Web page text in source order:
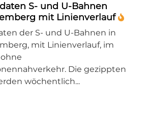
S- und U-Bahnen
mit Linienverlauf
der S- und U-Bahnen in
mit Linienverlauf, im
Die gezippten
wöchentlich...